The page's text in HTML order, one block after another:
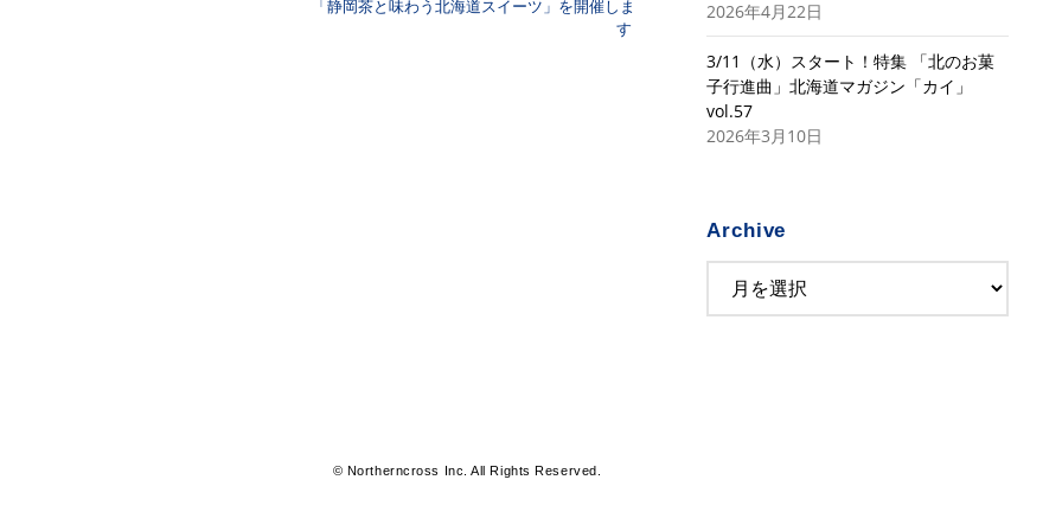
「静岡茶と味わう北海道スイーツ」を開催しま
す
2026年4月22日
3/11（水）スタート！特集 「北のお菓
子行進曲」北海道マガジン「カイ」
vol.57
2026年3月10日
Archive
© Northerncross Inc. All Rights Reserved.